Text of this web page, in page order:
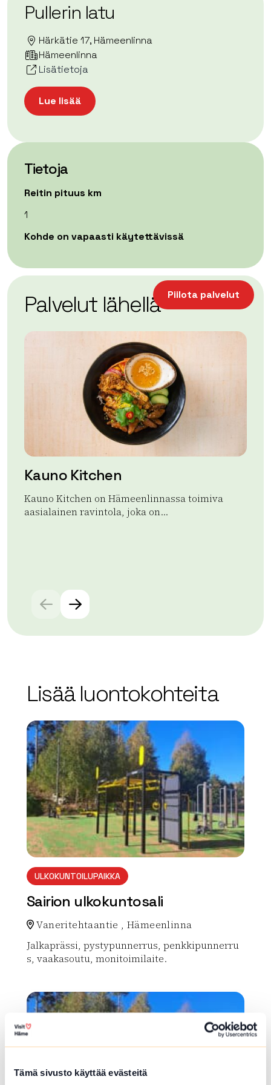
Tämä sivusto käyttää evästeitä
Pullerin latu
Härkätie 17, Hämeenlinna
Hämeenlinna
Lisätietoja
Lue lisää
Tietoja
Reitin pituus km
1
Kohde on vapaasti käytettävissä
−
Leaflet| ©OpenStreetMap
Piilota palvelut
Palvelut lähellä
Kauno Kitchen
Kauno Kitchen on Hämeenlinnassa toimiva
aasialainen ravintola, joka on...
Lisää luontokohteita
array(0) { }
ULKOKUNTOILUPAIKKA
Sairion ulkokuntosali
Vaneritehtaantie , Hämeenlinna
Jalkaprässi, pystypunnerrus, penkkipunnerru
s, vaakasoutu, monitoimilaite.
array(0) { }